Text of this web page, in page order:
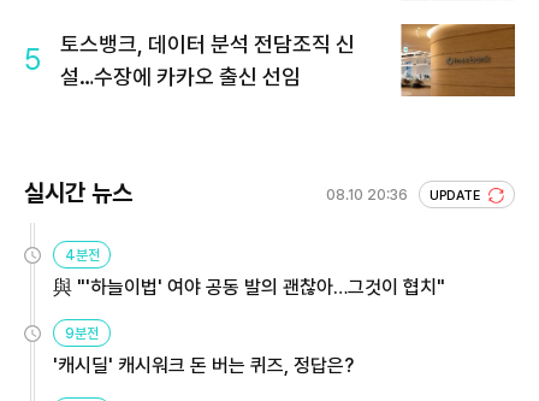
5
토스뱅크, 데이터 분석 전담조직 신
설…수장에 카카오 출신 선임
실시간 뉴스 08.10 20:36 UPDATE
4분전
與 "'하늘이법' 여야 공동 발의 괜찮아…그것이 협치"
9분전
'캐시딜' 캐시워크 돈 버는 퀴즈, 정답은?